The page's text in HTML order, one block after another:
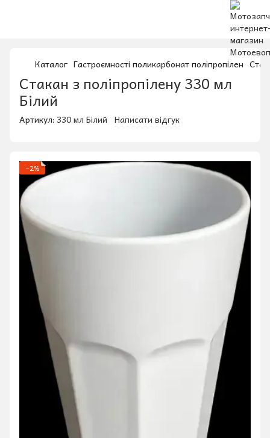
Каталог Гастроємності поликарбонат поліпропілен
Стакан з поліпропілену 330 мл
Білий
Артикул: 330 мл Білий Написати відгук
−2%